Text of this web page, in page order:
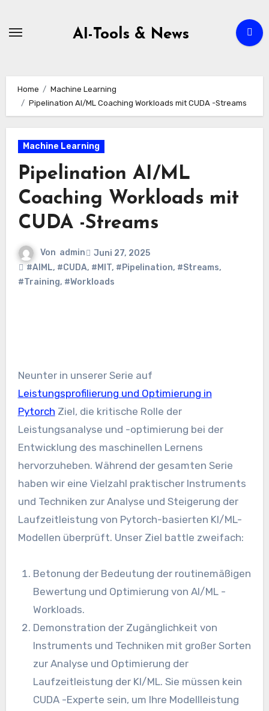
AI-Tools & News
Home
Machine Learning
Pipelination AI/ML Coaching Workloads mit CUDA -Streams
Machine Learning
Pipelination AI/ML
Coaching Workloads mit
CUDA -Streams
Von admin
Juni 27, 2025
#AIML, #CUDA, #MIT, #Pipelination, #Streams,
#Training, #Workloads
Neunter in unserer Serie auf
Leistungsprofilierung und Optimierung in
Pytorch Ziel, die kritische Rolle der
Leistungsanalyse und -optimierung bei der
Entwicklung des maschinellen Lernens
hervorzuheben. Während der gesamten Serie
haben wir eine Vielzahl praktischer Instruments
und Techniken zur Analyse und Steigerung der
Laufzeitleistung von Pytorch-basierten KI/ML-
Modellen überprüft. Unser Ziel battle zweifach:
Betonung der Bedeutung der routinemäßigen
Bewertung und Optimierung von AI/ML -
Workloads.
Demonstration der Zugänglichkeit von
Instruments und Techniken mit großer Sorten
zur Analyse und Optimierung der
Laufzeitleistung der KI/ML. Sie müssen kein
CUDA -Experte sein, um Ihre Modellleistung